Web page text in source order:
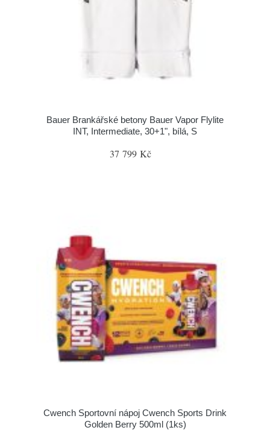
Bauer Brankářské betony Bauer Vapor Flylite
INT, Intermediate, 30+1", bílá, S
37 799 Kč
Cwench Sportovní nápoj Cwench Sports Drink
Golden Berry 500ml (1ks)